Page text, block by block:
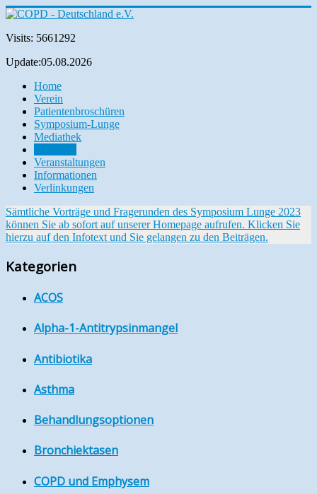
Visits: 5661292
Update:05.08.2026
Home
Verein
Patientenbroschüren
Symposium-Lunge
Mediathek
Veranstaltungen
Informationen
Verlinkungen
Sämtliche Vorträge und Fragerunden des Symposium Lunge 2023
können Sie ab sofort auf unserer Homepage aufrufen. Klicken Sie
hierzu auf den Infotext und Sie gelangen zu den Beiträgen.
Kategorien
ACOS
Alpha-1-Antitrypsinmangel
Antibiotika
Asthma
Behandlungsoptionen
Bronchiektasen
COPD und Emphysem